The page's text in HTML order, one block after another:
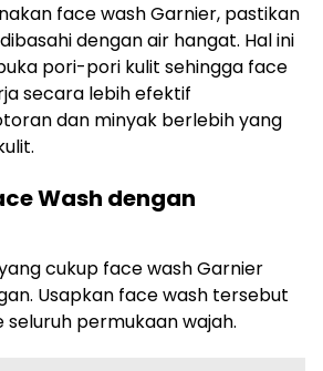
face wash Garnier, pastikan
dengan air hangat. Hal ini
pori-pori kulit sehingga face
secara lebih efektif
dan minyak berlebih yang
Wash dengan
cukup face wash Garnier
Usapkan face wash tersebut
permukaan wajah.